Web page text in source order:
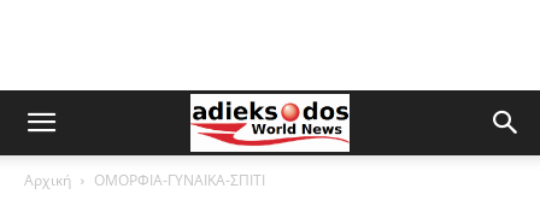
Αρχική ΟΜΟΡΦΙΑ-ΓΥΝΑΙΚΑ-ΣΠΙΤΙ